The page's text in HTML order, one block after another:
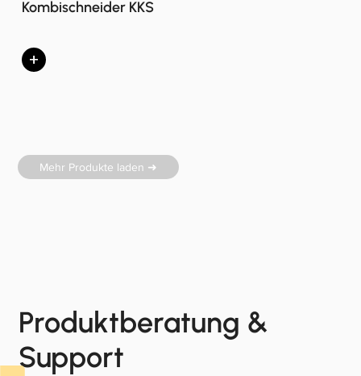
Kombischneider KKS
+
Mehr Produkte laden ➜
Produktberatung &
Support